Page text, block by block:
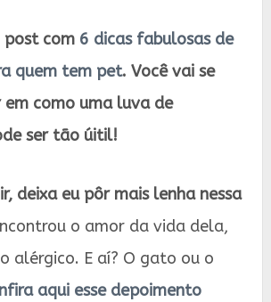
post com 6 dicas fabulosas de
quem tem pet. Você vai se
em como uma luva de
ser tão úitil!
deixa eu pôr mais lenha nessa
o amor da vida dela,
alérgico. E aí? O gato ou o
aqui esse depoimento